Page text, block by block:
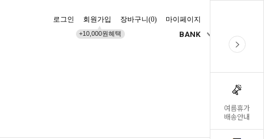
여름휴가
배송안내
로그인 회원가입
+10,000원혜택
장바구니(0) 마이페이지
BANK